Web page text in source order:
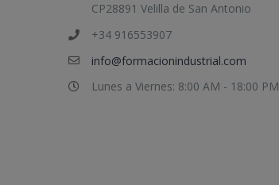
CP28891 Velilla de San Antonio
+34 916553907
info@formacionindustrial.com
Lunes a Viernes: 8:00 AM - 18:00 PM